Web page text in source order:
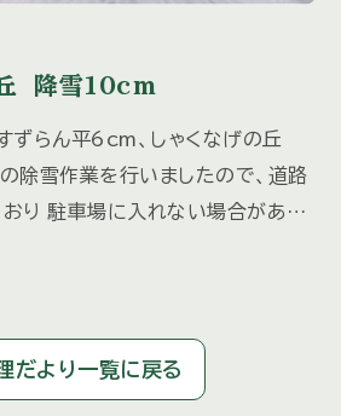
丘 降雪10cm
ずらん平6cm、しゃくなげの丘
除雪作業を行いましたので、道路
り 駐車場に入れない場合があり
だより一覧に戻る